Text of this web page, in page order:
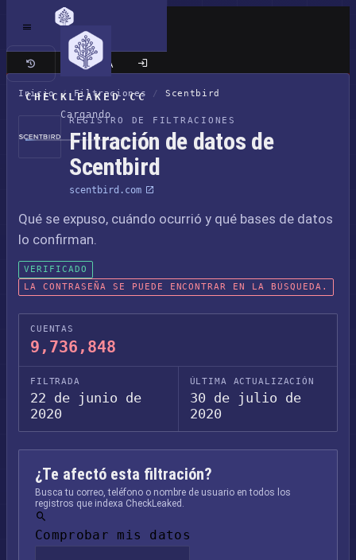
CHECKLEAKED.CC
Cargando
Sitio clásico
Inicio / Filtraciones / Scentbird
REGISTRO DE FILTRACIONES
Filtración de datos de
Scentbird
scentbird.com
Qué se expuso, cuándo ocurrió y qué bases de datos
lo confirman.
VERIFICADO
LA CONTRASEÑA SE PUEDE ENCONTRAR EN LA BÚSQUEDA.
CUENTAS
9,736,848
FILTRADA
22 de junio de
2020
ÚLTIMA ACTUALIZACIÓN
30 de julio de
2020
¿Te afectó esta filtración?
Busca tu correo, teléfono o nombre de usuario en todos los
registros que indexa CheckLeaked.
Comprobar mis datos